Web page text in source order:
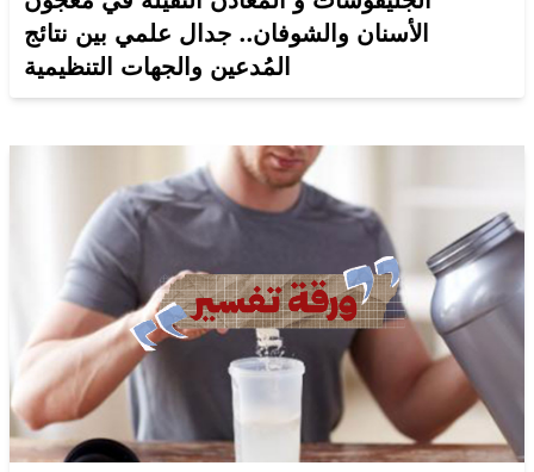
الأسنان والشوفان.. جدال علمي بين نتائج
المُدعين والجهات التنظيمية